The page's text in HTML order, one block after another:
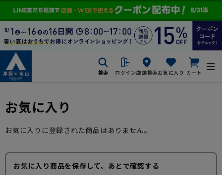
検索 ログイン店舗検索お気に入り カート
お気に入り
お気に入りに登録された商品はありません。
お気に入り商品を保存して、あとで確認する